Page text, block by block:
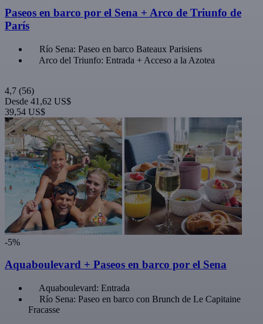
Paseos en barco por el Sena + Arco de Triunfo de
París
Río Sena: Paseo en barco Bateaux Parisiens
Arco del Triunfo: Entrada + Acceso a la Azotea
4,7 (56)
Desde 41,62 US$
39,54 US$
-5%
Aquaboulevard + Paseos en barco por el Sena
Aquaboulevard: Entrada
Río Sena: Paseo en barco con Brunch de Le Capitaine
Fracasse